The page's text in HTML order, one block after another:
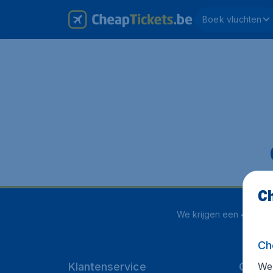
Boek vluchten
We krijgen een 4.1 uit 5
Klantenservice